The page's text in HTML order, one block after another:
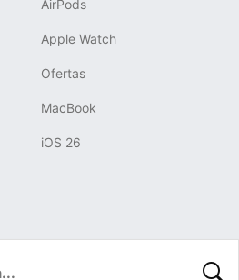
AirPods
Apple Watch
Ofertas
MacBook
iOS 26